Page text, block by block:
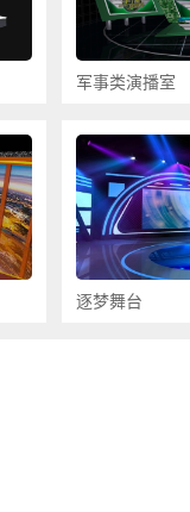
军事类演播室
逐梦舞台